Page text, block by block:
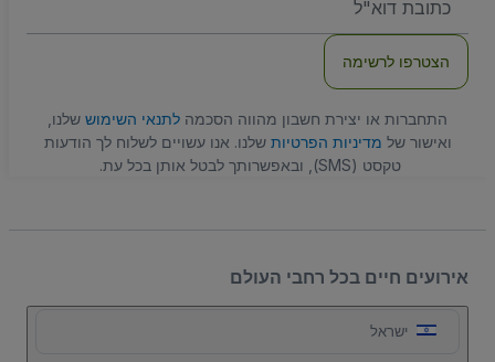
שלכם
הצטרפו לרשימה
התחברות או יצירת חשבון מהווה הסכמה לתנאי השימוש שלנו,
ואישור של מדיניות הפרטיות שלנו. אנו עשויים לשלוח לך הודעות
טקסט (SMS), ובאפשרותך לבטל אותן בכל עת.
אירועים חיים בכל רחבי העולם
ישראל